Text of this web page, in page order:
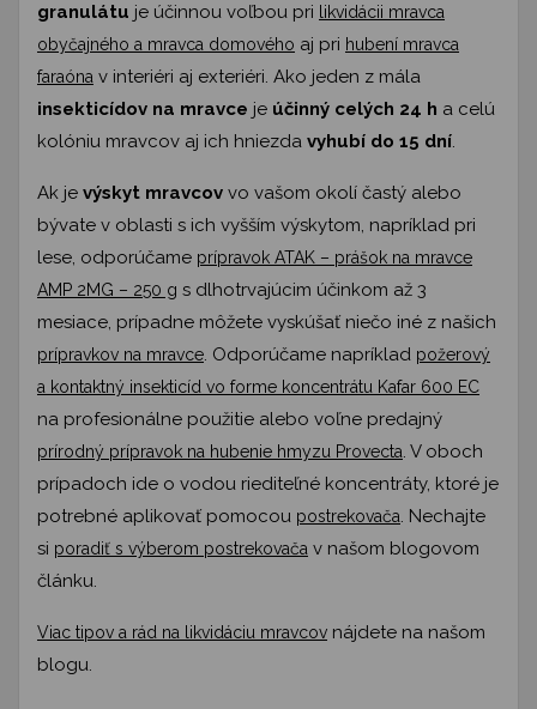
granulátu je účinnou voľbou pri likvidácii mravca
obyčajného a mravca domového aj pri hubení mravca
faraóna v interiéri aj exteriéri. Ako jeden z mála
insekticídov na mravce je účinný celých 24 h a celú
kolóniu mravcov aj ich hniezda vyhubí do 15 dní.
Ak je výskyt mravcov vo vašom okolí častý alebo
bývate v oblasti s ich vyšším výskytom, napríklad pri
lese, odporúčame prípravok ATAK – prášok na mravce
AMP 2MG – 250 g s dlhotrvajúcim účinkom až 3
mesiace, prípadne môžete vyskúšať niečo iné z našich
prípravkov na mravce. Odporúčame napríklad požerový
a kontaktný insekticíd vo forme koncentrátu Kafar 600 EC
na profesionálne použitie alebo voľne predajný
prírodný prípravok na hubenie hmyzu Provecta. V oboch
prípadoch ide o vodou riediteľné koncentráty, ktoré je
potrebné aplikovať pomocou postrekovača. Nechajte
si poradiť s výberom postrekovača v našom blogovom
článku.
Viac tipov a rád na likvidáciu mravcov nájdete na našom
blogu.